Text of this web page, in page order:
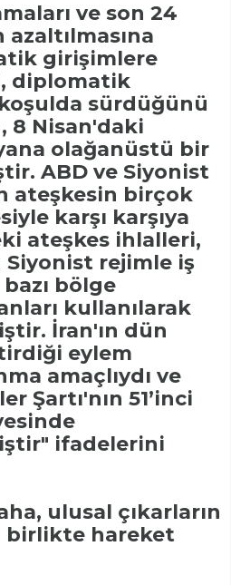
ve son 24
girişimlere
diplomatik
sürdüğünü
8 Nisan'daki
olağanüstü bir
ABD ve Siyonist
ateşkesin birçok
karşı karşıya
ateşkes ihlalleri,
Siyonist rejimle iş
bölge
kullanılarak
İran'ın dün
eylem
amaçlıydı ve
Şartı'nın 51’inci
ifadelerini
ulusal çıkarların
birlikte hareket